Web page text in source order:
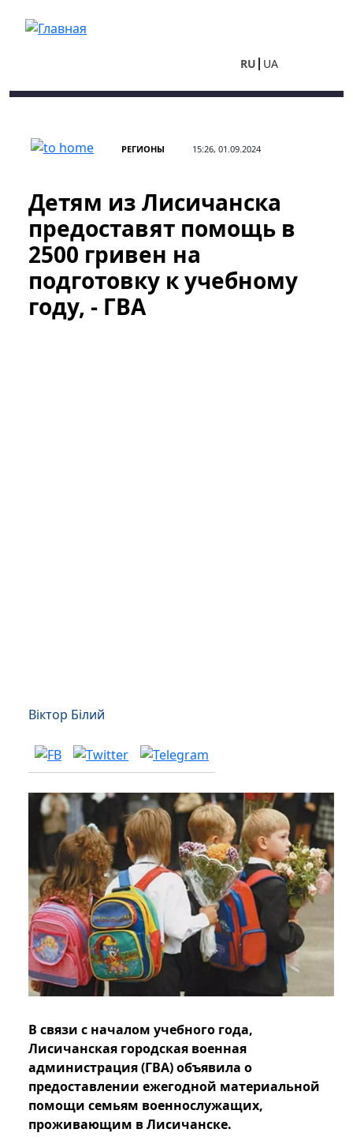
RU UA
РЕГИОНЫ 15:26, 01.09.2024
Детям из Лисичанска
предоставят помощь в
2500 гривен на
подготовку к учебному
году, - ГВА
Віктор Білий
В связи с началом учебного года,
Лисичанская городская военная
администрация (ГВА) объявила о
предоставлении ежегодной материальной
помощи семьям военнослужащих,
проживающим в Лисичанске.